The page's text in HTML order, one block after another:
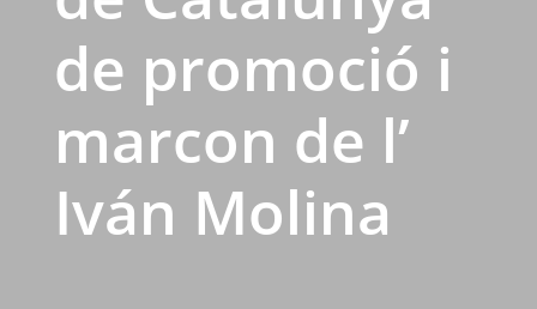
de promoció i
marcon de l’
Iván Molina